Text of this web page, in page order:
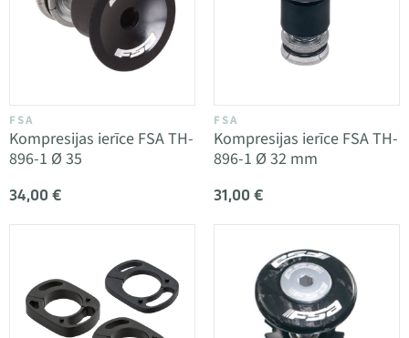
FSA
Kompresijas ierīce FSA TH-
896-1 Ø 35
34,00 €
FSA
Kompresijas ierīce FSA TH-
896-1 Ø 32 mm
31,00 €